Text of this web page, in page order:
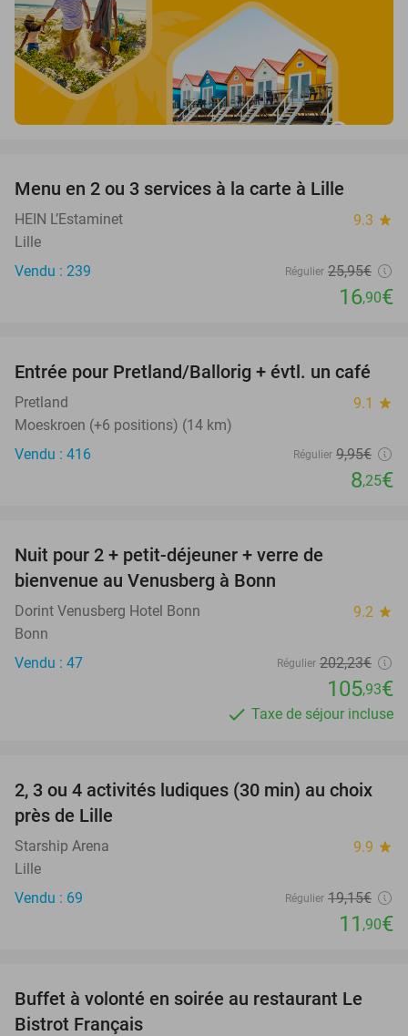
Menu en 2 ou 3 services à la carte à Lille
HEIN L’Estaminet 9.3 star
Lille
Vendu : 239
Régulier 25,95€
16,90€
17%
Entrée pour Pretland/Ballorig + évtl. un café
Pretland 9.1 star
Moeskroen (+6 positions) (14 km)
Vendu : 416
Régulier 9,95€
8,25€
Nuit pour 2 + petit-déjeuner + verre de
bienvenue au Venusberg à Bonn
Dorint Venusberg Hotel Bonn 9.2 star
Bonn
Vendu : 47
Régulier 202,23€
105,93€
Taxe de séjour incluse
38%
2, 3 ou 4 activités ludiques (30 min) au choix
près de Lille
Starship Arena 9.9 star
Lille
Vendu : 69
Régulier 19,15€
11 ,90€
25%
Buffet à volonté en soirée au restaurant Le
Bistrot Français